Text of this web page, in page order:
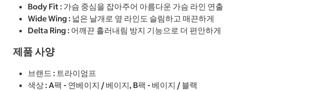
Body Fit : 가슴 중심을 잡아주어 아름다운 가슴 라인 연출
Wide Wing : 넓은 날개로 옆 라인도 슬림하고 매끈하게
Delta Ring : 어깨끈 흘러내림 방지 기능으로 더 편안하게
제품 사양
브랜드 : 트라이엄프
색상 : A팩 - 연베이지 / 베이지, B팩 - 베이지 / 블랙